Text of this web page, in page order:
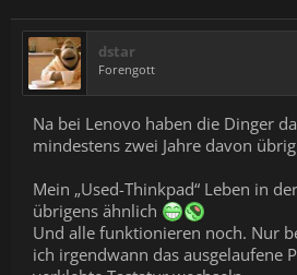
dstar
Forengott
Na bei Lenovo haben die Dinger
mindestens zwei Jahre davon
Mein „Used-Thinkpad“ Leben in
übrigens ähnlich
Und alle funktionieren noch. Nur
ich irgendwann das ausgelaufene